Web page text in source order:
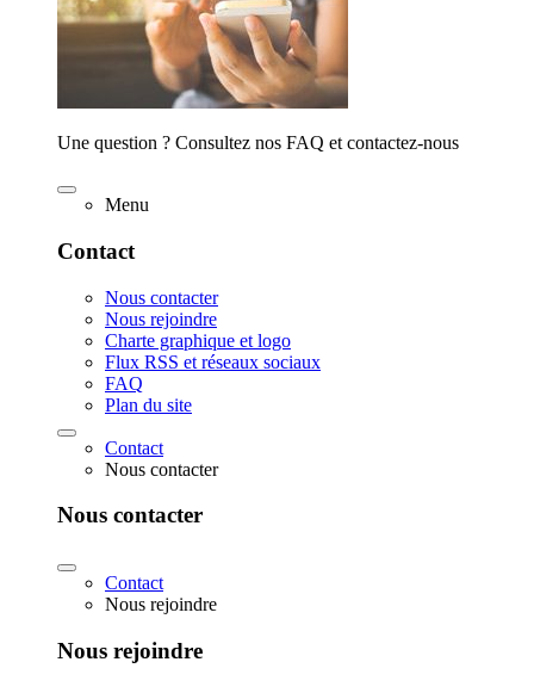
Une question ? Consultez nos FAQ et contactez-nous
Menu
Contact
Nous contacter
Nous rejoindre
Charte graphique et logo
Flux RSS et réseaux sociaux
FAQ
Plan du site
Contact
Nous contacter
Nous contacter
Contact
Nous rejoindre
Nous rejoindre